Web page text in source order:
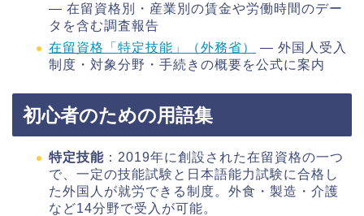
— 在留資格別・産業別の賃金や労働時間のデー
タを含む調査報告
在留資格「特定技能」（外務省）
— 外国人受入
制度・対象分野・手続きの概要を公式に案内
初心者のための用語集
特定技能 ：2019年に創設された在留資格の一つ
で、一定の技能試験と日本語能力試験に合格し
た外国人が就労できる制度。外食・製造・介護
など14分野で受入が可能。